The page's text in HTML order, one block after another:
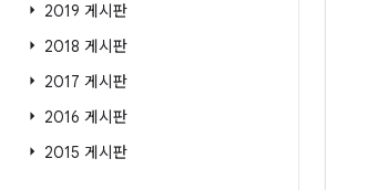
2019 게시판
2018 게시판
2017 게시판
2016 게시판
2015 게시판